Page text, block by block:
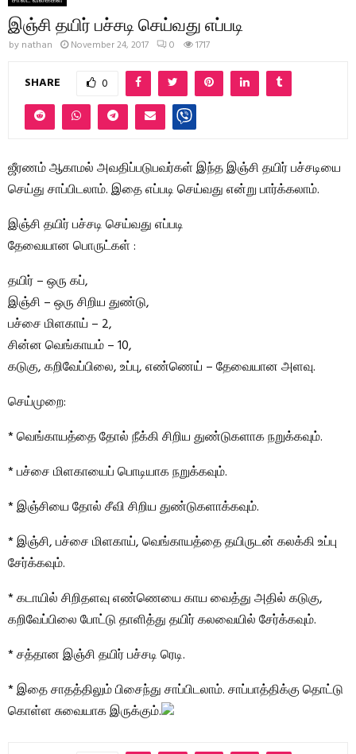
இஞ்சி தயிர் பச்சடி செய்வது எப்படி
by nathan November 24, 2017 0 1717
SHARE 0
ஜீரணம் ஆகாமல் அவதிப்படுபவர்கள் இந்த இஞ்சி தயிர் பச்சடியை
செய்து சாப்பிடலாம். இதை எப்படி செய்வது என்று பார்க்கலாம்.
இஞ்சி தயிர் பச்சடி செய்வது எப்படி
தேவையான பொருட்கள் :
தயிர் – ஒரு கப்,
இஞ்சி – ஒரு சிறிய துண்டு,
பச்சை மிளகாய் – 2,
சின்ன வெங்காயம் – 10,
கடுகு, கறிவேப்பிலை, உப்பு, எண்ணெய் – தேவையான அளவு.
செய்முறை:
* வெங்காயத்தை தோல் நீக்கி சிறிய துண்டுகளாக நறுக்கவும்.
* பச்சை மிளகாயைப் பொடியாக நறுக்கவும்.
* இஞ்சியை தோல் சீவி சிறிய துண்டுகளாக்கவும்.
* இஞ்சி, பச்சை மிளகாய், வெங்காயத்தை தயிருடன் கலக்கி உப்பு
சேர்க்கவும்.
* கடாயில் சிறிதளவு எண்ணெயை காய வைத்து அதில் கடுகு,
கறிவேப்பிலை போட்டு தாளித்து தயிர் கலவையில் சேர்க்கவும்.
* சத்தான இஞ்சி தயிர் பச்சடி ரெடி.
* இதை சாதத்திலும் பிசைந்து சாப்பிடலாம். சாப்பாத்திக்கு தொட்டு
கொள்ள சுவையாக இருக்கும்.